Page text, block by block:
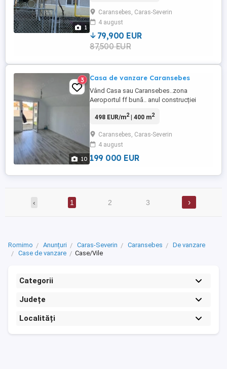
1
fiecare camera - parchet laminat -
tamplarie interioara din lemn masiv -
geamuri ...
Caransebes, Caras-Severin
4 august
79,900 EUR
87,500 EUR
10
3 Casa de vanzare Caransebes
Vând Casa sau Caransebes..zona
Aeroportul ff bună.. anul construcției
,bucătărie,sufragerie și un dormitor.Etajul
spate e garaj plus camera tehnica....
Interiorul uși noi albe..parchet în
dormitoare..gresie porțelanata..încălzire ...
498 EUR/m2| 400 m2
Caransebes, Caras-Severin
4 august
199 000 EUR
‹ 1 2 3 ›
Romimo Anunțuri Caras-Severin Caransebes
De vanzare
Case de vanzare
Case/Vile
Categorii
Județe
Localități